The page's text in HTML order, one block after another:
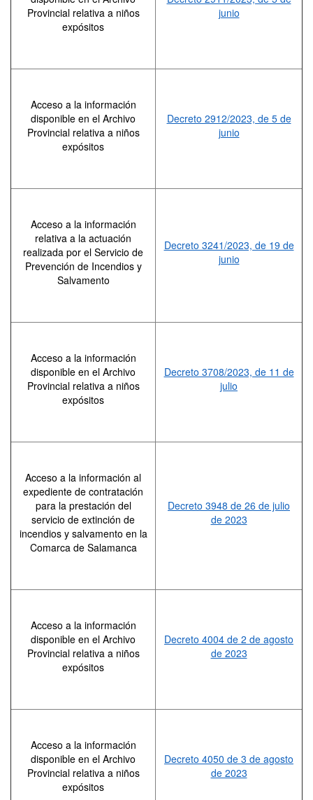
Provincial relativa a niños
expósitos
junio
Acceso a la información
disponible en el Archivo
Provincial relativa a niños
expósitos
Decreto 2912/2023, de 5 de
junio
Acceso a la información
relativa a la actuación
realizada por el Servicio de
Prevención de Incendios y
Salvamento
Decreto 3241/2023, de 19 de
junio
Acceso a la información
disponible en el Archivo
Provincial relativa a niños
expósitos
Decreto 3708/2023, de 11 de
julio
Acceso a la información al
expediente de contratación
para la prestación del
servicio de extinción de
incendios y salvamento en la
Comarca de Salamanca
Decreto 3948 de 26 de julio
de 2023
Acceso a la información
disponible en el Archivo
Provincial relativa a niños
expósitos
Decreto 4004 de 2 de agosto
de 2023
Acceso a la información
disponible en el Archivo
Provincial relativa a niños
expósitos
Decreto 4050 de 3 de agosto
de 2023